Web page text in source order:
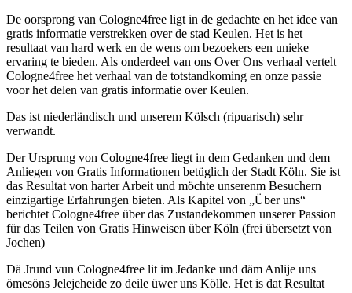
De oorsprong van Cologne4free ligt in de gedachte en het idee van
gratis informatie verstrekken over de stad Keulen. Het is het
resultaat van hard werk en de wens om bezoekers een unieke
ervaring te bieden. Als onderdeel van ons Over Ons verhaal vertelt
Cologne4free het verhaal van de totstandkoming en onze passie
voor het delen van gratis informatie over Keulen.
Das ist niederländisch und unserem Kölsch (ripuarisch) sehr
verwandt.
Der Ursprung von Cologne4free liegt in dem Gedanken und dem
Anliegen von Gratis Informationen betüglich der Stadt Köln. Sie ist
das Resultat von harter Arbeit und möchte unserenm Besuchern
einzigartige Erfahrungen bieten. Als Kapitel von „Über uns“
berichtet Cologne4free über das Zustandekommen unserer Passion
für das Teilen von Gratis Hinweisen über Köln (frei übersetzt von
Jochen)
Dä Jrund vun Cologne4free lit im Jedanke und däm Anlije uns
ömesöns Jelejeheide zo deile üwer uns Kölle. Het is dat Resultat